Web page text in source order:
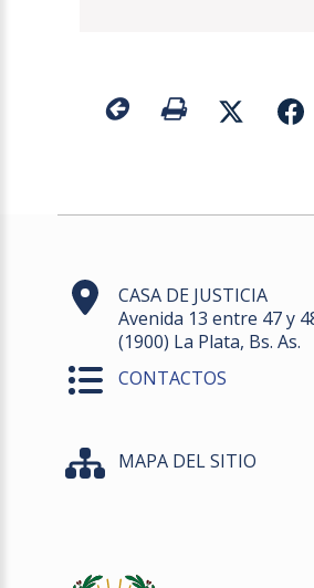
CASA DE JUSTICIA
Avenida 13 entre 47 y
(1900) La Plata, Bs. As.
CONTACTOS
MAPA DEL SITIO